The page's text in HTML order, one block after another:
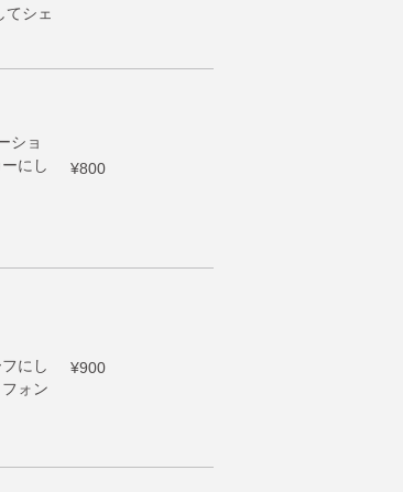
てシェ
ショ
にし
¥800
にし
ォン
¥900